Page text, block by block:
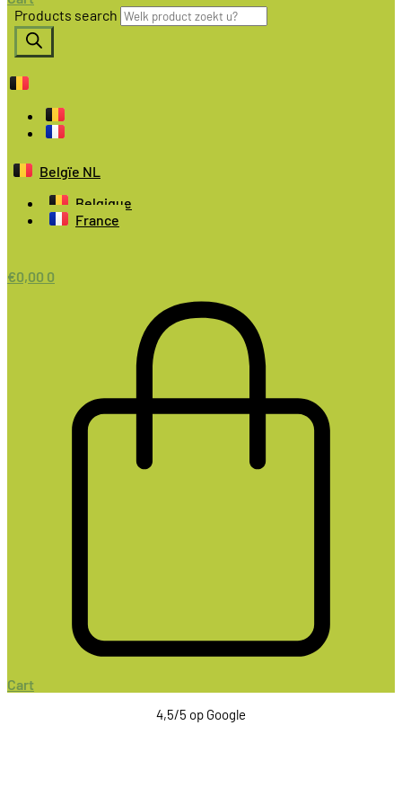
Products search
Belgïe NL
Belgique
France
€0,00 0
Cart
4,5/5 op Google